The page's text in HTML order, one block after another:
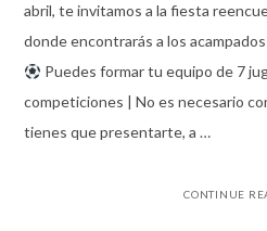
abril, te invitamos a la fiesta
donde encontrarás a los
Puedes formar tu equipo de 7
competiciones | No es necesario
tienes que presentarte, a …
CONTINUE